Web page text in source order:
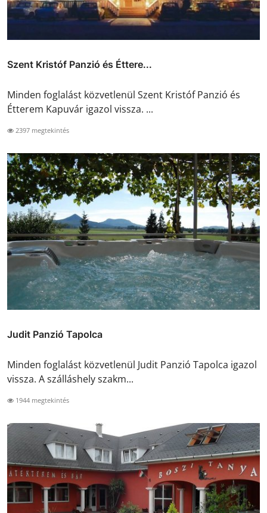
Szent Kristóf Panzió és Éttere...
Minden foglalást közvetlenül Szent Kristóf Panzió és
Étterem Kapuvár igazol vissza. ...
2397 megtekintés
Judit Panzió Tapolca
Minden foglalást közvetlenül Judit Panzió Tapolca igazol
vissza. A szálláshely szakm...
1944 megtekintés